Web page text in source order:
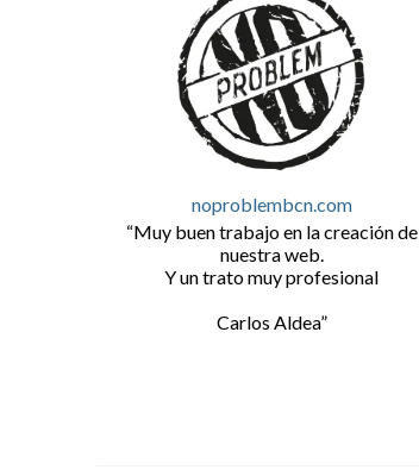
noproblembcn.com
Muy buen trabajo en la creación de
nuestra web.
Y un trato muy profesional
Carlos Aldea